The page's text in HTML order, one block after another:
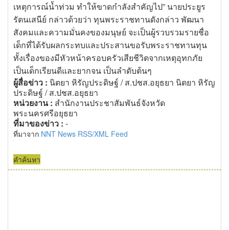
เหตุการณ์น้ำท่วม ทำให้ขาดกำลังสำคัญไป” นายประยูร
รัตนเสนีย์ กล่าวด้วยว่า ทุนพระราชทานดังกล่าว พัฒนา
สังคมและความมั่นคงของมนุษย์ จะเป็นผู้รวบรวมรายชื่อ
เด็กที่ได้รับผลกระทบและประสานขอรับพระราชทานทุน
ทั้งเรื่องของมีหัวหน้าครอบครัวเสียชีวิตจากเหตุอุทกภัย
เป็นเด็กเรียนดีและยากจน เป็นลำดับต้นๆ
ผู้สื่อข่าว : นิตยา หิรัญประดิษฐ์ / ส.ปชส.อยุธยา นิตยา หิรัญ
ประดิษฐ์ / ส.ปชส.อยุธยา
หน่วยงาน : สำนักงานประชาสัมพันธ์จังหวัด
พระนครศรีอยุธยา
ที่มาของข่าว : -
ที่มาจาก NNT News RSS/XML Feed
คำค้นหา